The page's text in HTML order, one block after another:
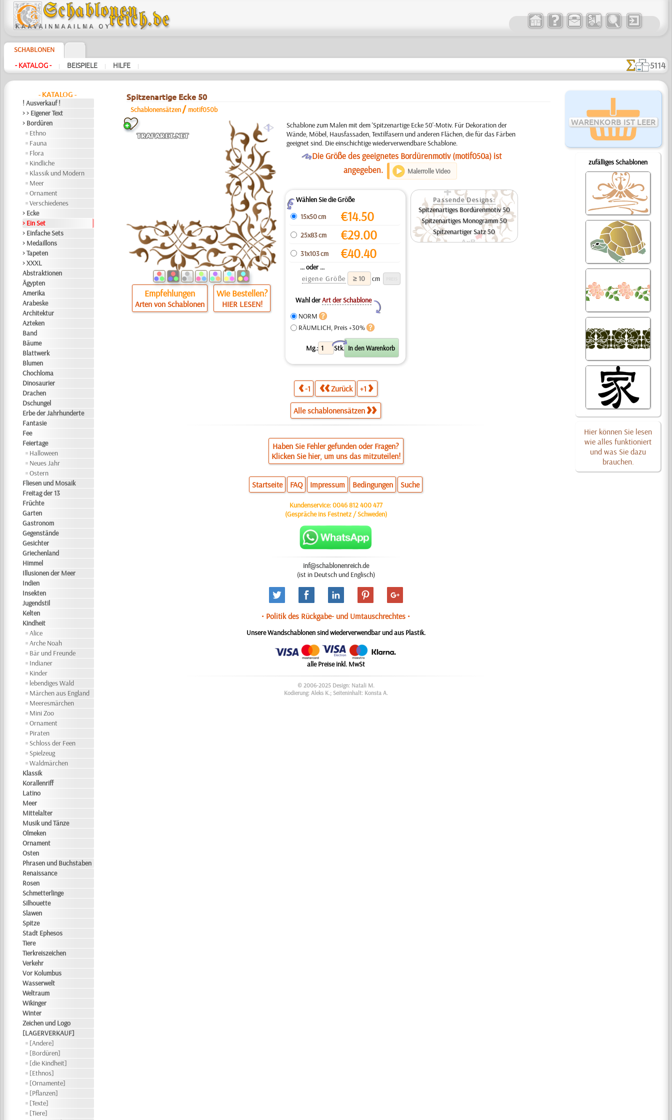
SCHABLONEN
- KATALOG - | BEISPIELE | HILFE | 5114
- KATALOG -
! Ausverkauf !
> > Eigener Text
> Bordüren
Ethno
Fauna
Flora
Kindliche
Klassik und Modern
Meer
Ornament
Verschiedenes
> Ecke
> Ein Set
> Einfache Sets
> Medaillons
> Tapeten
> XXXL
Abstraktionen
Ägypten
Amerika
Arabeske
Architektur
Azteken
Band
Bäume
Blattwerk
Blumen
Chochloma
Dinosaurier
Drachen
Dschungel
Erbe der Jahrhunderte
Fantasie
Fee
Feiertage
Halloween
Neues Jahr
Ostern
Fliesen und Mosaik
Freitag der 13
Früchte
Garten
Gastronom
Gegenstände
Gesichter
Griechenland
Himmel
Illusionen der Meer
Indien
Insekten
Jugendstil
Kelten
Kindheit
Alice
Arche Noah
Bär und Freunde
Indianer
Kinder
lebendiges Wald
Märchen aus England
Meeresmärchen
Mini Zoo
Ornament
Piraten
Schloss der Feen
Spielzeug
Waldmärchen
Klassik
Korallenriff
Latino
Meer
Mittelalter
Musik und Tänze
Olmeken
Ornament
Osten
Phrasen und Buchstaben
Renaissance
Rosen
Schmetterlinge
Silhouette
Slawen
Spitze
Stadt Ephesos
Tiere
Tierkreiszeichen
Verkehr
Vor Kolumbus
Wasserwelt
Weltraum
Wikinger
Winter
Zeichen und Logo
[LAGERVERKAUF]
[Andere]
[Bordüren]
[die Kindheit]
[Ethnos]
[Ornamente]
[Pflanzen]
[Texte]
[Tiere]
WARENKORB IST LEER
zufälliges Schablonen
Hier können Sie lesen
wie alles funktioniert
und was Sie dazu
brauchen.
Spitzenartige Ecke 50
Schablonensätzen / motif050b
a
Empfehlungen
Arten von Schablonen
Wie Bestellen?
HIER LESEN!
Schablone zum Malen mit dem 'Spitzenartige Ecke 50'-Motiv. Für Dekoration der
Wände, Möbel, Hausfassaden, Textilfasern und anderen Flächen, die für das Färben
geeignet sind. Die einschichtige wiederverwendbare Schablone.
ODie Größe des geeignetes Bordürenmotiv (motif050a) ist
angegeben.
Malerrolle Video
ZWählen Sie die Größe
15x50 cm
€14.50
25x83 cm €29.00
31x103 cm €40.40
... oder ...
eigene Größe
cm
Wahl derArt der Schablone
Y
NORM
RÄUMLICH, Preis +30%
Mg.: Stk.
X
Passende Designs:
Spitzenartiges Bordürenmotiv 50
Spitzenartiges Monogramm 50
Spitzenartiger Satz 50
-1 Zurück +1
Alle schablonensätzen
Haben Sie Fehler gefunden oder Fragen?
Klicken Sie hier, um uns das mitzuteilen!
Startseite FAQ Impressum Bedingungen Suche
Kundenservice:0046 812 400 477
(Gespräche ins Festnetz / Schweden)
inf@schablonenreich.de
(ist in Deutsch und Englisch)
• Politik des Rückgabe- und Umtauschrechtes •
Unsere Wandschablonen sind wiederverwendbar und aus Plastik.
alle Preise inkl. MwSt
© 2006-2025 Design: Natali M.
Kodierung: Aleks K.; Seiteninhalt: Konsta A.